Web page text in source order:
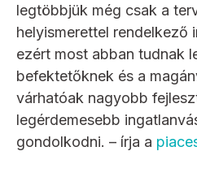
legtöbbjük még csak a
helyismerettel rendelkező
ezért most abban tudnak
befektetőknek és a
várhatóak nagyobb
legérdemesebb
gondolkodni. – írja a